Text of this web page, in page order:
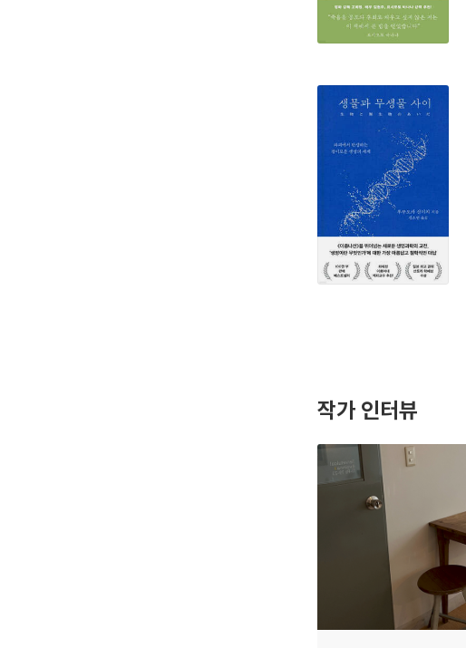
작가 인터뷰